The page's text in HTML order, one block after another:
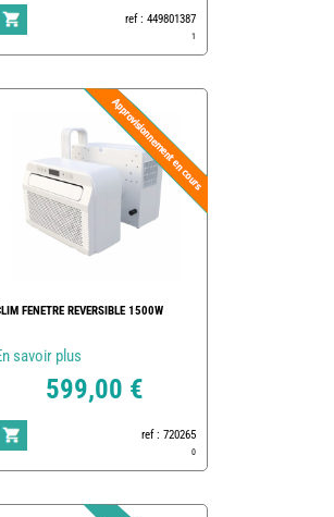
ref : 449801387
1
FENETRE REVERSIBLE 1500W
savoir plus
599,00 €
ref : 720265
0